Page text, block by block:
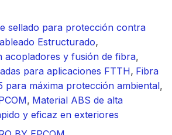
sellado para protección contra
Estructurado,
acopladores y fusión de fibra,
para aplicaciones FTTH, Fibra
para máxima protección ambiental,
, Material ABS de alta
y eficaz en exteriores